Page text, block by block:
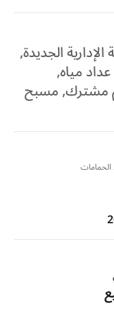
الجديدة,
مياه,
مشترك, مسبح